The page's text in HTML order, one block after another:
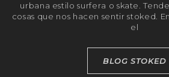
urbana estilo surfera o skate.
cosas que nos hacen sentir stoked.
el
BLOG STOKED